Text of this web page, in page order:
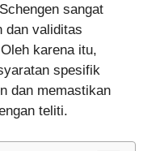
sangat
dan validitas
karena itu,
spesifik
dan memastikan
teliti.